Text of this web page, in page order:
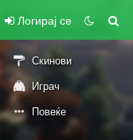
Логирај се
Скинови
Играч
Повеќе